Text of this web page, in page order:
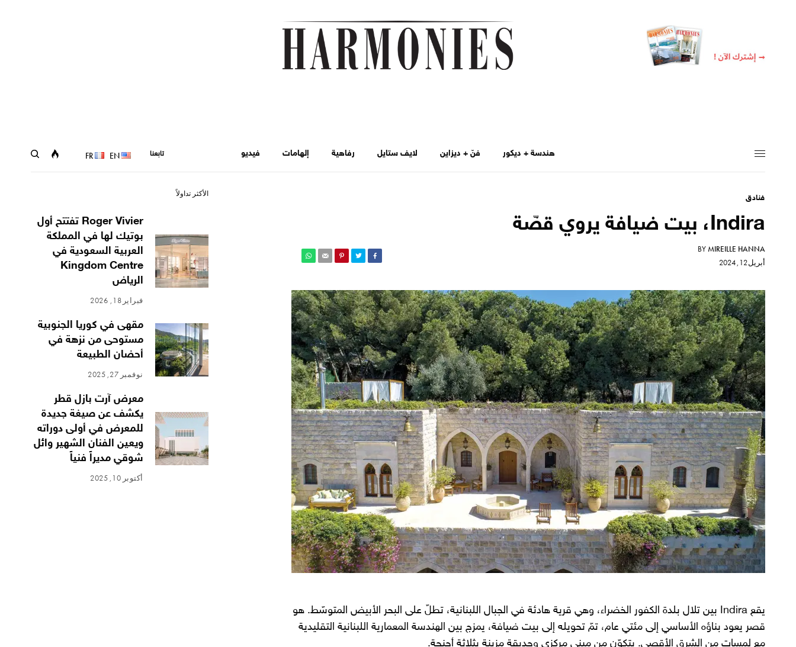
هندسة + ديكور فنّ + ديزاين لايف ستايل رفاهية إلهامات فيديو تابعنا EN
FR
فنادق
Indira، بيت ضيافة يروي قصّة
BYMIREILLE HANNA
أبريل 12, 2024
يقع Indira بين تلال بلدة الكفور الخضراء، وهي قرية هادئة في الجبال اللبنانية، تطلّ على البحر الأبيض المتوسّط. هو
قصر يعود بناؤه الأساسي إلى مئتي عام، تمّ تحويله إلى بيت ضيافة، يمزج بين الهندسة المعمارية اللبنانية التقليدية
مع لمسات من الشرق الأقصى. يتكوّن من مبنى مركزي وحديقة مزينة بثلاثة أجنحة.
الأكثر تداولاً
Roger Vivier تفتتح أول
بوتيك لها في المملكة
العربية السعودية في
Kingdom Centre
الرياض
فبراير 18, 2026
مقهى في كوريا الجنوبية
مستوحى من نزهة في
أحضان الطبيعة
نوفمبر 27, 2025
معرض آرت بازل قطر
يكشف عن صيغة جديدة
للمعرض في أولى دوراته
ويعين الفنان الشهير وائل
شوقي مديراً فنياً
أكتوبر 10, 2025